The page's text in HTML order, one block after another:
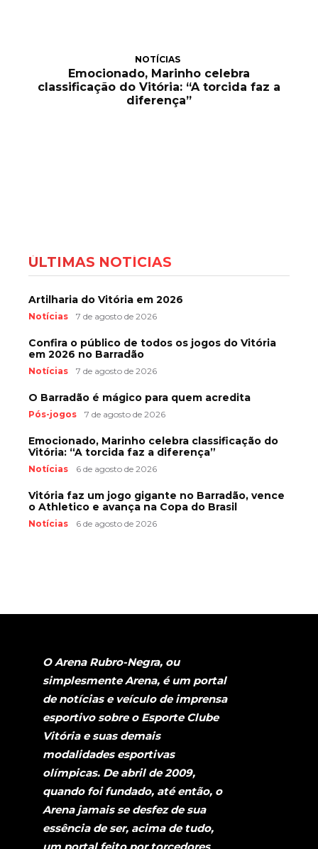
NOTÍCIAS
Emocionado, Marinho celebra
classificação do Vitória: “A torcida faz a
diferença”
ÚLTIMAS NOTÍCIAS
Artilharia do Vitória em 2026
Notícias 7 de agosto de 2026
Confira o público de todos os jogos do Vitória
em 2026 no Barradão
Notícias 7 de agosto de 2026
O Barradão é mágico para quem acredita
Pós-jogos 7 de agosto de 2026
Emocionado, Marinho celebra classificação do
Vitória: “A torcida faz a diferença”
Notícias 6 de agosto de 2026
Vitória faz um jogo gigante no Barradão, vence
o Athletico e avança na Copa do Brasil
Notícias 6 de agosto de 2026
O Arena Rubro-Negra, ou
simplesmente Arena, é um portal
de notícias e veículo de imprensa
esportivo sobre o Esporte Clube
Vitória e suas demais
modalidades esportivas
olímpicas. De abril de 2009,
quando foi fundado, até então, o
Arena jamais se desfez de sua
essência de ser, acima de tudo,